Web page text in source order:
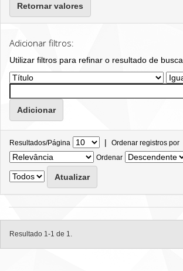
Retornar valores
Adicionar filtros:
Utilizar filtros para refinar o resultado de busca.
Resultados/Página | Ordenar registros por
Ordenar
Resultado 1-1 de 1.